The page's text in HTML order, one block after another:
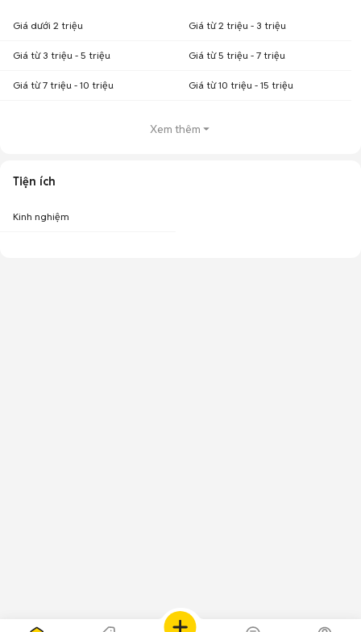
Giá dưới 2 triệu Giá từ 2 triệu - 3 triệu
Giá từ 3 triệu - 5 triệu Giá từ 5 triệu - 7 triệu
Giá từ 7 triệu - 10 triệu Giá từ 10 triệu - 15 triệu
Xem thêm
Tiện ích
Kinh nghiệm